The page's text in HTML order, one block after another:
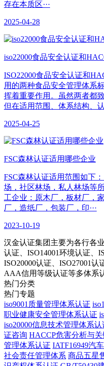
存在本质区···
2025-04-28
iso22000食品安全认证和
ISO22000食品安全认证和
用的两种食品安全管理体系
挥着重要作用。虽然两者都
但在适用范围、体系结构、认
2025-04-25
​FSC森林认证适用哪些企业
FSC森林认证适用范围如下
场，社区林场，私人林场等
工企业：原木厂，板材厂，
厂，造纸厂，包装厂，印···
2023-10-19
汉金认证集团主要为各行各
认证、ISO14001环境认证、
ISO20000认证、ISO27001认
AAA信用等级认证等多体系
热门分类
热门专题
iso9001质量管理体系认证
职业健康安全管理体系认证
iso20000信息技术管理体系认
证咨询 HACCP危害分析与
管理体系认证 IATF16949汽
社会责任管理体系 商品五星